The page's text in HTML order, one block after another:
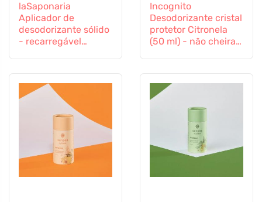
laSaponaria
Aplicador de
desodorizante sólido
- recarregável
Incognito
Desodorizante cristal
protetor Citronela
(50 ml) - não cheira a